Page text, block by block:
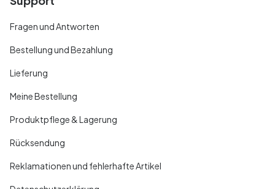
Fragen und Antworten
Bestellung und Bezahlung
Lieferung
Meine Bestellung
Produktpflege & Lagerung
Rücksendung
Reklamationen und fehlerhafte Artikel